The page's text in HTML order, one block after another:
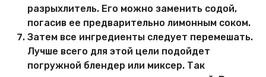
разрыхлитель. Его можно заменить содой,
погасив ее предварительно лимонным соком.
Затем все ингредиенты следует перемешать.
Лучше всего для этой цели подойдет
погружной блендер или миксер. Так